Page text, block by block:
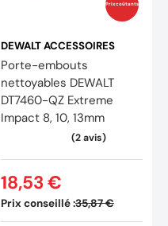
Prix coûtants
DEWALT ACCESSOIRES
Porte-embouts
nettoyables DEWALT
DT7460-QZ Extreme
Impact 8, 10, 13mm
Prix conseillé :35,87 €
18,53 €